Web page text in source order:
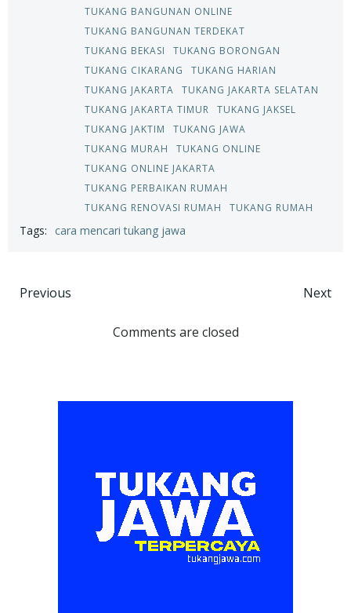
TUKANG BANGUNAN ONLINE
TUKANG BANGUNAN TERDEKAT
TUKANG BEKASI
TUKANG BORONGAN
TUKANG CIKARANG
TUKANG HARIAN
TUKANG JAKARTA
TUKANG JAKARTA SELATAN
TUKANG JAKARTA TIMUR
TUKANG JAKSEL
TUKANG JAKTIM
TUKANG JAWA
TUKANG MURAH
TUKANG ONLINE
TUKANG ONLINE JAKARTA
TUKANG PERBAIKAN RUMAH
TUKANG RENOVASI RUMAH
TUKANG RUMAH
Tags: cara mencari tukang jawa
Post
navigation
Previous
navigation
Next
Comments are closed